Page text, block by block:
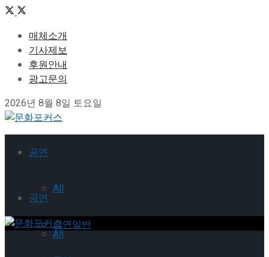
매체소개
기사제보
후원안내
광고문의
2026년 8월 8일 토요일
공연
All
공연일반
공연
All